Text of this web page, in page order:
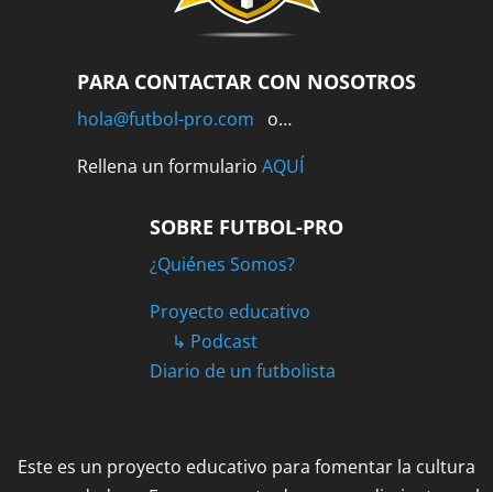
PARA CONTACTAR CON NOSOTROS
hola@futbol-pro.com o…
Rellena un formulario AQUÍ
SOBRE FUTBOL-PRO
¿Quiénes Somos?
Proyecto educativo
↳ Podcast
Diario de un futbolista
Este es un proyecto educativo para fomentar la cultura